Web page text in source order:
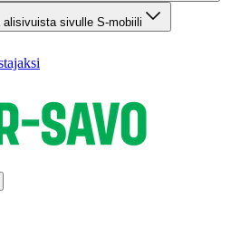
sivulle S-mobiili